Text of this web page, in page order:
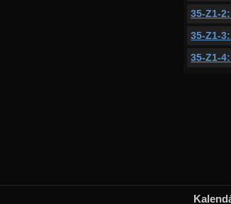
35-Z1-
35-Z1-
35-Z1-